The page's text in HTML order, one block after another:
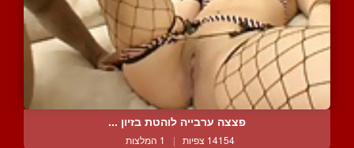
פצצה ערבייה לוהטת בזיון ...
14154 צפיות | 1 המלצות